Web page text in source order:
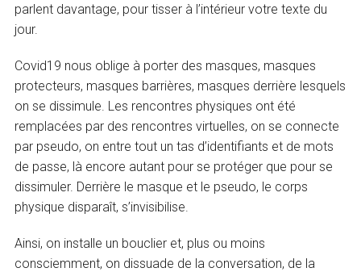
parlent davantage, pour tisser à l’intérieur votre texte du
jour.
Covid19 nous oblige à porter des masques, masques
protecteurs, masques barrières, masques derrière lesquels
on se dissimule. Les rencontres physiques ont été
remplacées par des rencontres virtuelles, on se connecte
par pseudo, on entre tout un tas d’identifiants et de mots
de passe, là encore autant pour se protéger que pour se
dissimuler. Derrière le masque et le pseudo, le corps
physique disparaît, s’invisibilise.
Ainsi, on installe un bouclier et, plus ou moins
consciemment, on dissuade de la conversation, de la